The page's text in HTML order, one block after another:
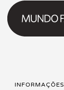
INFORMAÇÕES